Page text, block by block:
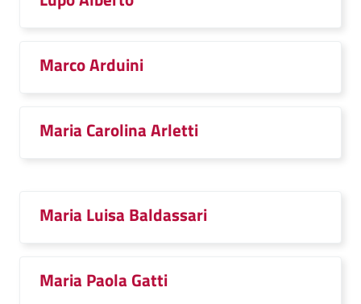
Marco Arduini
Maria Carolina Arletti
Maria Luisa Baldassari
Maria Paola Gatti